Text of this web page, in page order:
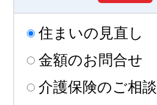
住まいの見直し
金額のお問合せ
介護保険のご相談